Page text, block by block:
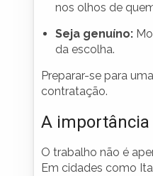
nos olhos de
Seja genuíno:
da escolha.
Preparar-se para
contratação.
A
O trabalho não é
Em cidades como